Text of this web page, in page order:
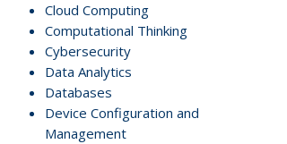
Cloud Computing
Computational Thinking
Cybersecurity
Data Analytics
Databases
Device Configuration and
Management